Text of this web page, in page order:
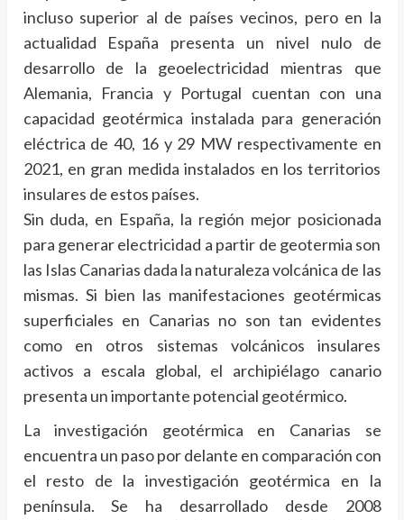
incluso superior al de países vecinos, pero en la
actualidad España presenta un nivel nulo de
desarrollo de la geoelectricidad mientras que
Alemania, Francia y Portugal cuentan con una
capacidad geotérmica instalada para generación
eléctrica de 40, 16 y 29 MW respectivamente en
2021, en gran medida instalados en los territorios
insulares de estos países.
Sin duda, en España, la región mejor posicionada
para generar electricidad a partir de geotermia son
las Islas Canarias dada la naturaleza volcánica de las
mismas. Si bien las manifestaciones geotérmicas
superficiales en Canarias no son tan evidentes
como en otros sistemas volcánicos insulares
activos a escala global, el archipiélago canario
presenta un importante potencial geotérmico.
La investigación geotérmica en Canarias se
encuentra un paso por delante en comparación con
el resto de la investigación geotérmica en la
península. Se ha desarrollado desde 2008